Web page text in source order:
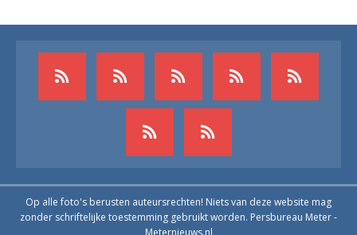
Op alle foto's berusten auteursrechten! Niets van deze website mag
zonder schriftelijke toestemming gebruikt worden. Persbureau Meter -